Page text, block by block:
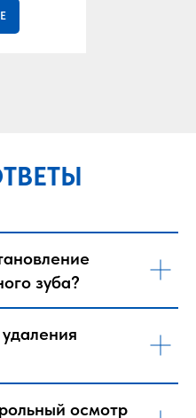
зуба?
осмотр